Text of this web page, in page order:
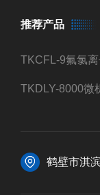
推荐产品
鹤壁市淇